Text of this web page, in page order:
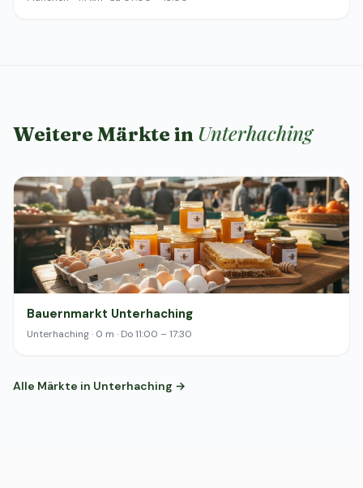
Weitere Märkte in Unterhaching
Bauernmarkt Unterhaching
Unterhaching · 0 m · Do 11:00 – 17:30
Alle Märkte in Unterhaching →